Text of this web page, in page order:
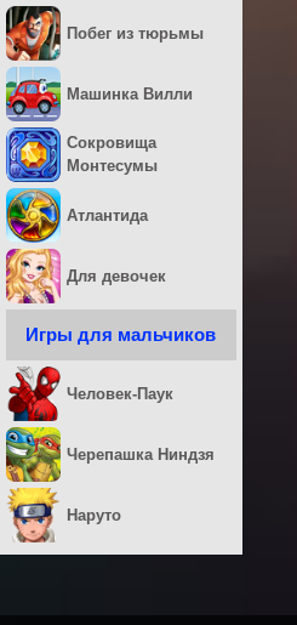
Побег из тюрьмы
Машинка Вилли
Сокровища
Монтесумы
Атлантида
Для девочек
Игры для мальчиков
Человек-Паук
Черепашка Ниндзя
Наруто